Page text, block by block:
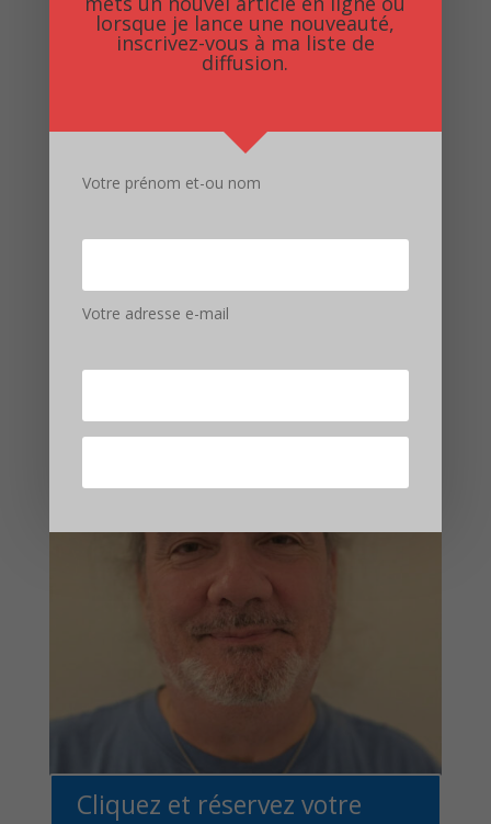
Enregistrer mon nom, mon e-mail et mon site dans
Cliquez et réservez votre
lorsque je lance une nouveauté,
inscrivez-vous à ma liste de
diffusion.
Votre prénom et-ou nom
Votre adresse e-mail